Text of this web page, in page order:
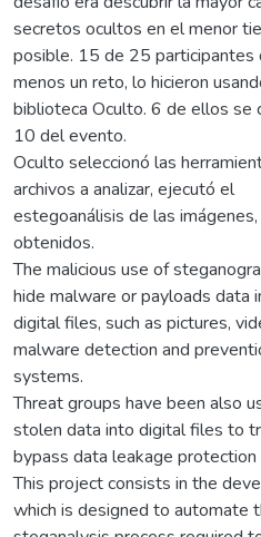
secretos ocultos en el menor
posible. 15 de 25 participantes
menos un reto, lo hicieron
biblioteca Oculto. 6 de ellos se
10 del evento.
Oculto seleccionó las
archivos a analizar, ejecutó el
estegoanálisis de las
obtenidos.
The malicious use of
hide malware or payloads data
digital files, such as pictures,
malware detection and
systems.
Threat groups have been also
stolen data into digital files to
bypass data leakage
This project consists in the
which is designed to automate